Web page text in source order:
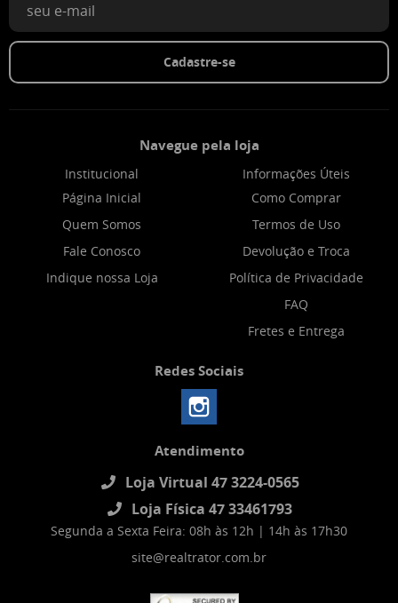
Cadastre-se
Navegue pela loja
Institucional
Página Inicial
Quem Somos
Fale Conosco
Indique nossa Loja
Informações Úteis
Como Comprar
Termos de Uso
Devolução e Troca
Política de Privacidade
FAQ
Fretes e Entrega
Redes Sociais
Atendimento
Loja Virtual 47 3224-0565
Loja Física 47 33461793
Segunda a Sexta Feira: 08h às 12h | 14h às 17h30
site@realtrator.com.br